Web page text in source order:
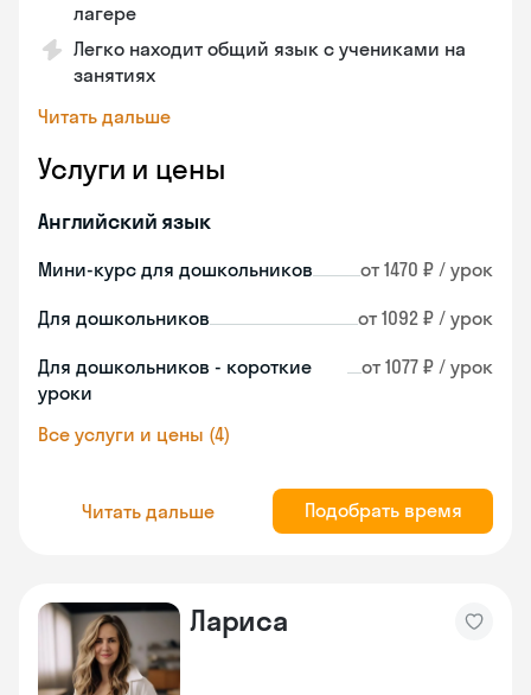
лагере
Легко находит общий язык с учениками на
занятиях
Читать дальше
Услуги и цены
Английский язык
Мини-курс для дошкольников от 1470 ₽ / урок
Для дошкольников от 1092 ₽ / урок
Для дошкольников - короткие
уроки
от 1077 ₽ / урок
Все услуги и цены (4)
Читать дальше Подобрать время
Лариса